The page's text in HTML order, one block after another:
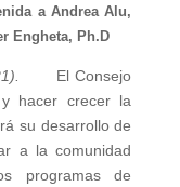
a Andrea Alu,
Engheta, Ph.D
El Consejo
hacer crecer la
su desarrollo de
a la comunidad
programas de